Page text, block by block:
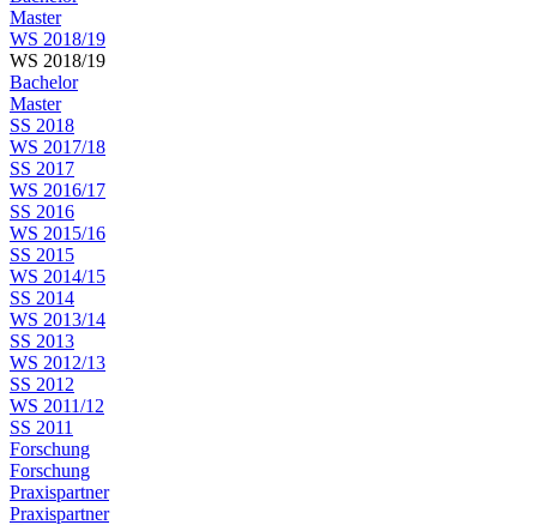
Master
WS 2018/19
WS 2018/19
Bachelor
Master
SS 2018
WS 2017/18
SS 2017
WS 2016/17
SS 2016
WS 2015/16
SS 2015
WS 2014/15
SS 2014
WS 2013/14
SS 2013
WS 2012/13
SS 2012
WS 2011/12
SS 2011
Forschung
Forschung
Praxispartner
Praxispartner